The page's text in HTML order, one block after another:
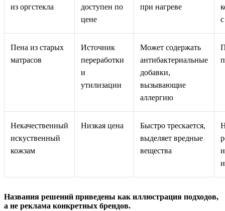
из оргстекла
доступен по
цене
при нагреве
Пена из старых
матрасов
Источник
переработки
и
утилизации
Может содержать
антибактериальные
добавки,
вызывающие
аллергию
Некачественный
искуственный
кожзам
Низкая цена
Быстро трескается,
выделяет вредные
вещества
Названия решений приведены как иллюстрация подходов,
а не реклама конкретных брендов.